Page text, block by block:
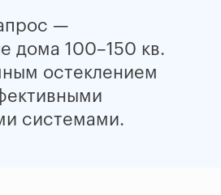
—
дома 100–150 кв.
остеклением
системами.